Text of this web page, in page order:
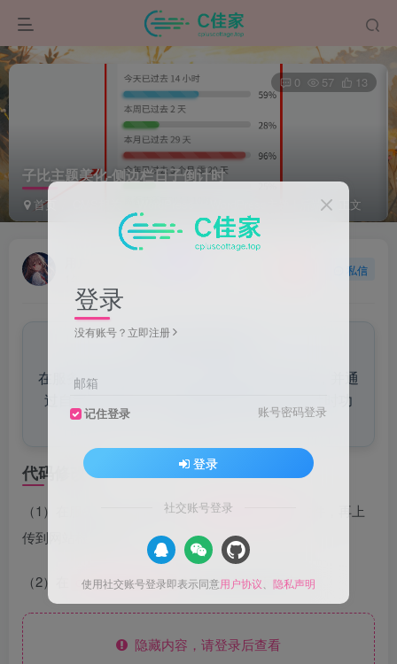
子比主题美化-侧边栏日子倒计时
首页 WordPress主题 | 后端 正文
0 57 13
私信
来自AI助手的总结
在服务器上创建并上传`countdown.html`文件，并通
过自定义HTML小工具在网站侧边栏嵌入倒计时功
代码修改1
（1）在服务器上，新建一个 countdown.html
文件，再上
传到网站根目录上。
（2）在 countdown.html 文件中添加以下内容：
隐藏内容，请登录后查看
登录
没有账号？立即注册
邮箱
记住登录 账号密码登录
登录
社交账号登录
使用社交账号登录即表示同意用户协议 隐私声明